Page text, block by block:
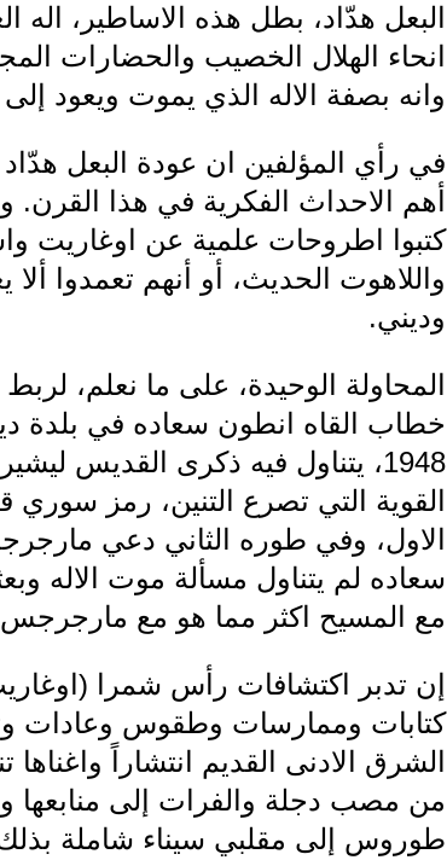
البعل هدّاد، بطل هذه الاساطير،
انحاء الهلال الخصيب والحضارات
وانه بصفة الاله الذي يموت ويعود
في رأي المؤلفين ان عودة البعل
أهم الاحداث الفكرية في هذا القرن.
كتبوا اطروحات علمية عن اوغاريت
واللاهوت الحديث، أو أنهم تعمدوا
وديني.
المحاولة الوحيدة، على ما نعلم،
1948، يتناول فيه ذكرى القديس
القوية التي تصرع التنين، رمز
الاول، وفي طوره الثاني دعي
سعاده لم يتناول مسألة موت الاله
مع المسيح اكثر مما هو مع
إن تدبر اكتشافات رأس شمرا
كتابات وممارسات وطقوس وعادات
الشرق الادنى القديم انتشاراً
من مصب دجلة والفرات إلى منابعها
طوروس إلى مقلبي سيناء شاملة بذلك